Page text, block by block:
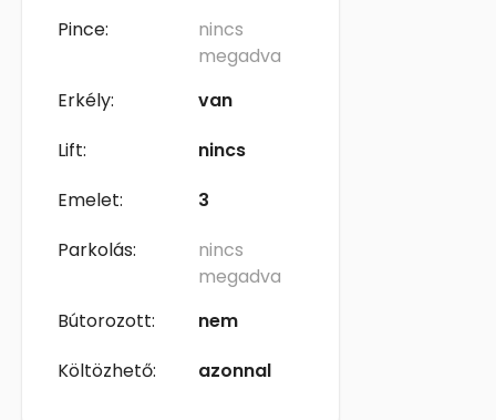
Pince:
nincs
megadva
Erkély:
van
Lift:
nincs
Emelet:
3
Parkolás:
nincs
megadva
Bútorozott:
nem
Költözhető:
azonnal